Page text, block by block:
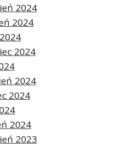
2024
2024
2024
2024
2024
2024
2023